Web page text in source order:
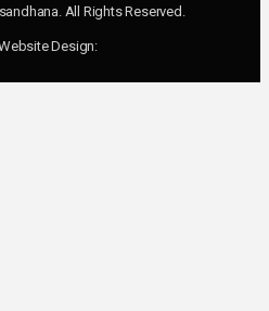
All Rights Reserved.
Design: